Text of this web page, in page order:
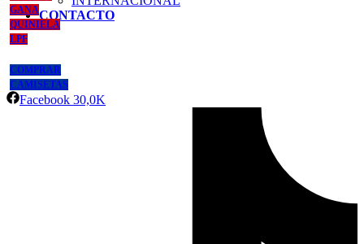
CONTACTO
GANA
QUINIELA
LPF
COMPRAR
CAMISETAS
Facebook 30,0K